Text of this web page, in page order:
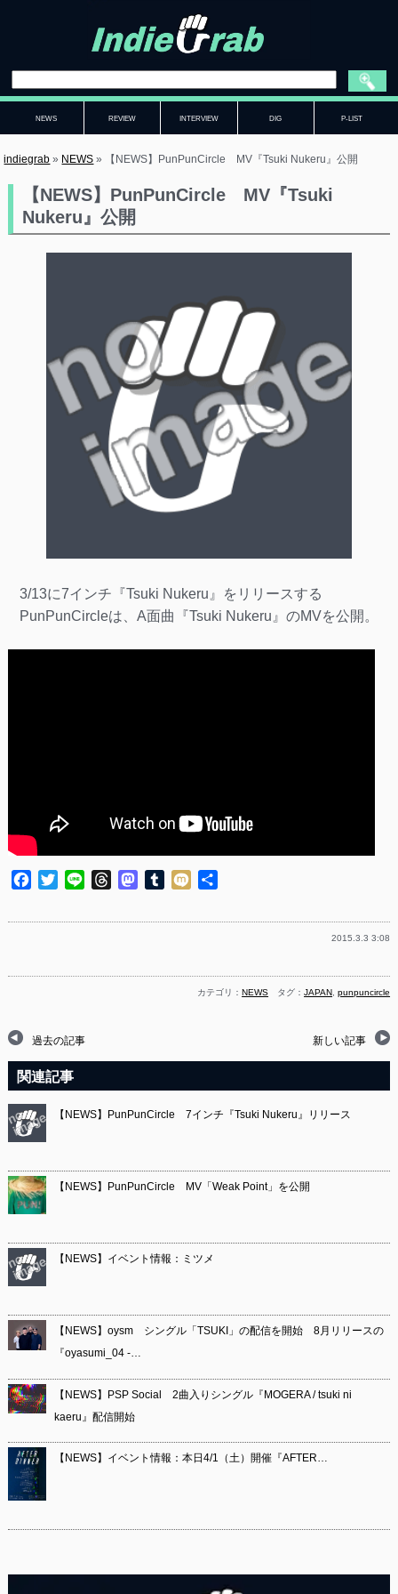
NEWS REVIEW INTERVIEW DIG P-LIST
indiegrab » NEWS » 【NEWS】PunPunCircle MV『Tsuki Nukeru』公開
【NEWS】PunPunCircle MV『Tsuki
Nukeru』公開
3/13に7インチ『Tsuki Nukeru』をリリースする
PunPunCircleは、A面曲『Tsuki Nukeru』のMVを公開。
Facebook
TwitterLine ThreadsMastodon
Tumblr
Mixi
2015.3.3 3:08
カテゴリ：NEWS タグ：JAPAN ,punpuncircle
過去の記事 新しい記事
関連記事
【NEWS】PunPunCircle 7インチ『Tsuki Nukeru』リリース
【NEWS】PunPunCircle MV「Weak Point」を公開
【NEWS】イベント情報：ミツメ
【NEWS】oysm シングル「TSUKI」の配信を開始 8月リリースの
『oyasumi_04 -…
【NEWS】PSP Social 2曲入りシングル『MOGERA / tsuki ni
kaeru』配信開始
【NEWS】イベント情報：本日4/1（土）開催『AFTER…